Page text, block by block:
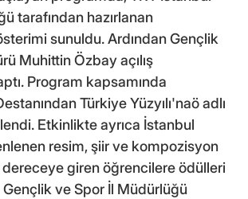
tarafından hazırlanan
sunuldu. Ardından Gençlik
Muhittin Özbay açılış
Program kapsamında
Türkiye Yüzyılı'naö adlı
Etkinlikte ayrıca İstanbul
resim, şiir ve kompozisyon
dereceye giren öğrencilere ödülleri
ve Spor İl Müdürlüğü